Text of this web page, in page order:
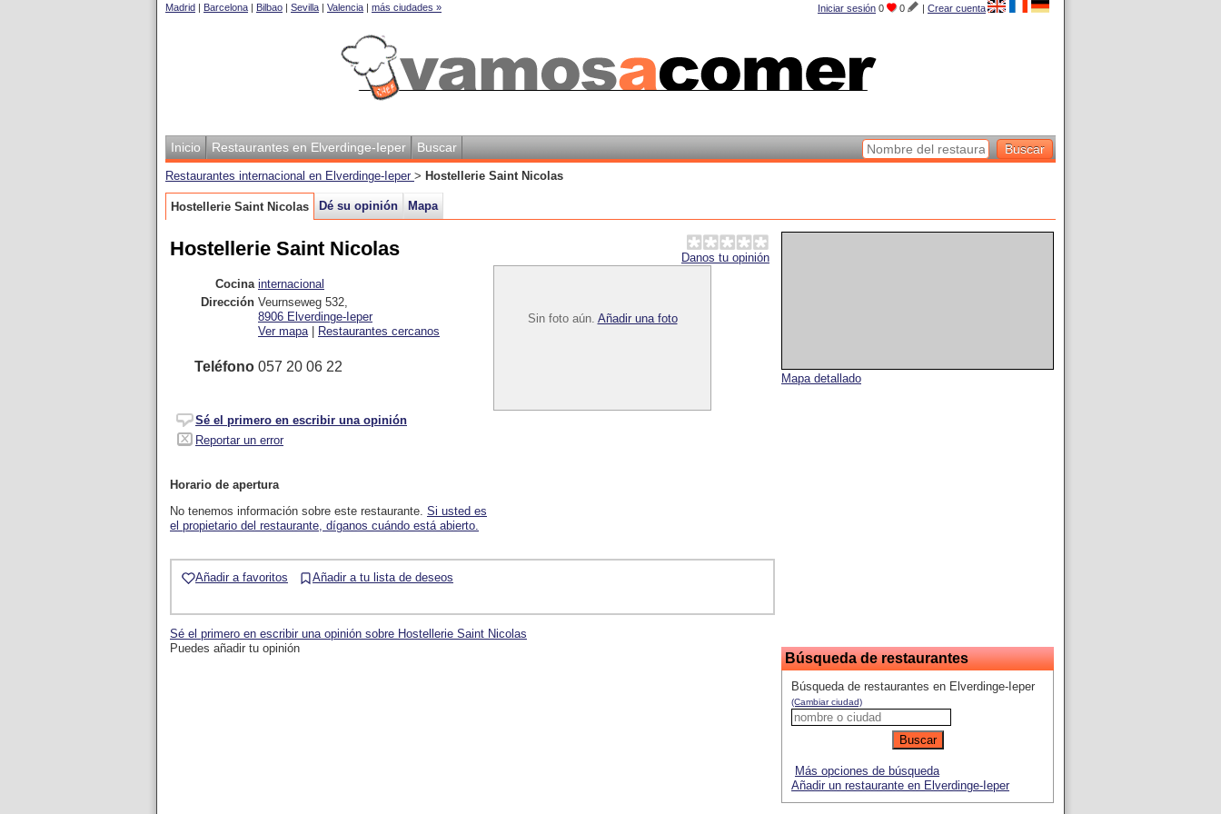
Iniciar sesión 0 0 | Crear cuenta
Madrid | Barcelona | Bilbao | Sevilla | Valencia | más ciudades »
Inicio Restaurantes en Elverdinge-Ieper Buscar
Restaurantes internacional en Elverdinge-Ieper > Hostellerie Saint Nicolas
Hostellerie Saint Nicolas Dé su opinión Mapa
Mapa detallado
Búsqueda de restaurantes
Búsqueda de restaurantes en Elverdinge-Ieper
(Cambiar ciudad)
Más opciones de búsqueda
Añadir un restaurante en Elverdinge-Ieper
Danos tu opinión
Hostellerie Saint Nicolas
Sin foto aún. Añadir una foto
Cocina internacional
Dirección Veurnseweg 532,
8906 Elverdinge-Ieper
Ver mapa| Restaurantes cercanos
Teléfono 057 20 06 22
Sé el primero en escribir una opinión
Reportar un error
Horario de apertura
No tenemos información sobre este restaurante. Si usted es
el propietario del restaurante, díganos cuándo está abierto.
Añadir a favoritos Añadir a tu lista de deseos
Sé el primero en escribir una opinión sobre Hostellerie Saint Nicolas
Puedes añadir tu opinión